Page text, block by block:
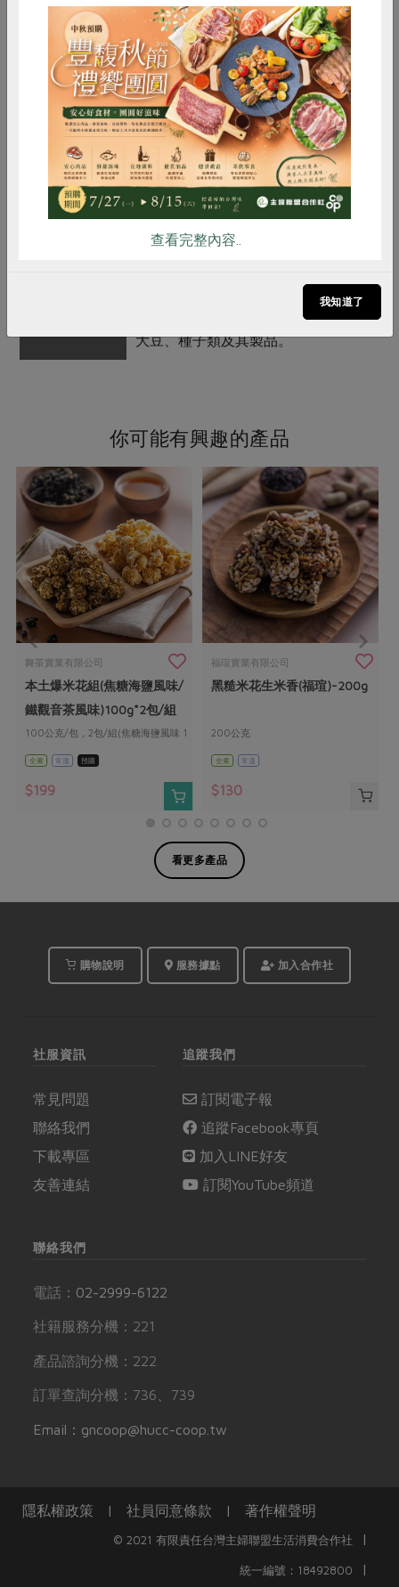
保存條件 陰涼乾燥處未開封可保存9個月
產品說明
1. 使用合作社指定原料(以*表示)。
2. 麵粉中使用台灣本土全麥粉、無添
加水製作，此次使用本土海苔粉調
味，將煎餅帶出另一層風味。
3. 無添加人工色素、香料、防腐劑與
甜味劑、
調理方式 拆封後請直接食用
1. 本品含有含麩質之穀物、蛋、牛奶
2. 本產品生產製程廠房，其設備或生
產管線有處理花生、堅果類、芝麻、
大豆、種子類及其製品。
你可能有興趣的產品
舞茶實業有限公司
本土爆米花組(焦糖海鹽風味/
鐵觀音茶風味)100g*2包/組
100公克/包，2包/組(焦糖海鹽風味 1
包+鐵觀音茶風味 1 包)
全素 常溫 預購
$199
福瑄實業有限公司
黑糙米花生米香(福瑄)-200g
200公克
全素 常溫
$130
看更多產品
購物說明 服務據點 加入合作社
社服資訊
常見問題
聯絡我們
下載專區
友善連結
追蹤我們
訂閱電子報
追蹤Facebook專頁
加入LINE好友
訂閱YouTube頻道
聯絡我們
電話： 02-2999-6122
社籍服務分機：221
產品諮詢分機：222
訂單查詢分機：736、739
Email：gncoop@hucc-coop.tw
隱私權政策 | 社員同意條款 | 著作權聲明
© 2021 有限責任台灣主婦聯盟生活消費合作社 |
統一編號：18492800 |
惜食 RPET 食譜 減硝酸鹽
雞蛋 食安 共同購買
查看完整內容..
我知道了